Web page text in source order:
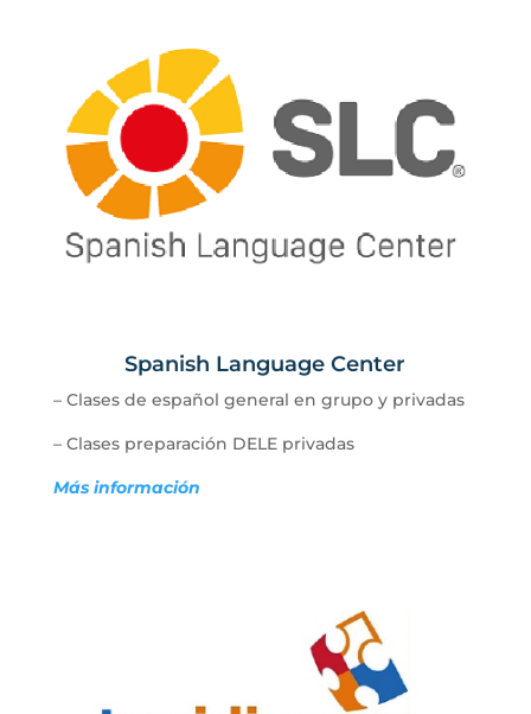
Spanish Language Center
– Clases de español general en grupo y privadas
– Clases preparación DELE privadas
Más información